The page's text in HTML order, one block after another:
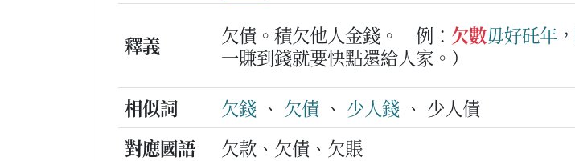
釋義 欠債。積欠他人金錢。 例： 欠數毋好矺年 ，
一賺到錢就要快點還給人家。）
相似詞
欠錢 、 欠債 、 少人錢 、 少人債
對應國語
欠款、欠債、欠賬